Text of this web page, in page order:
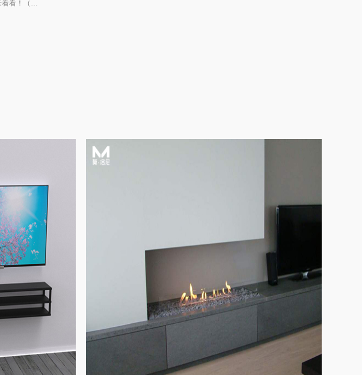
12个关于壁炉饰面的绝妙主意还不进来看看！（上）